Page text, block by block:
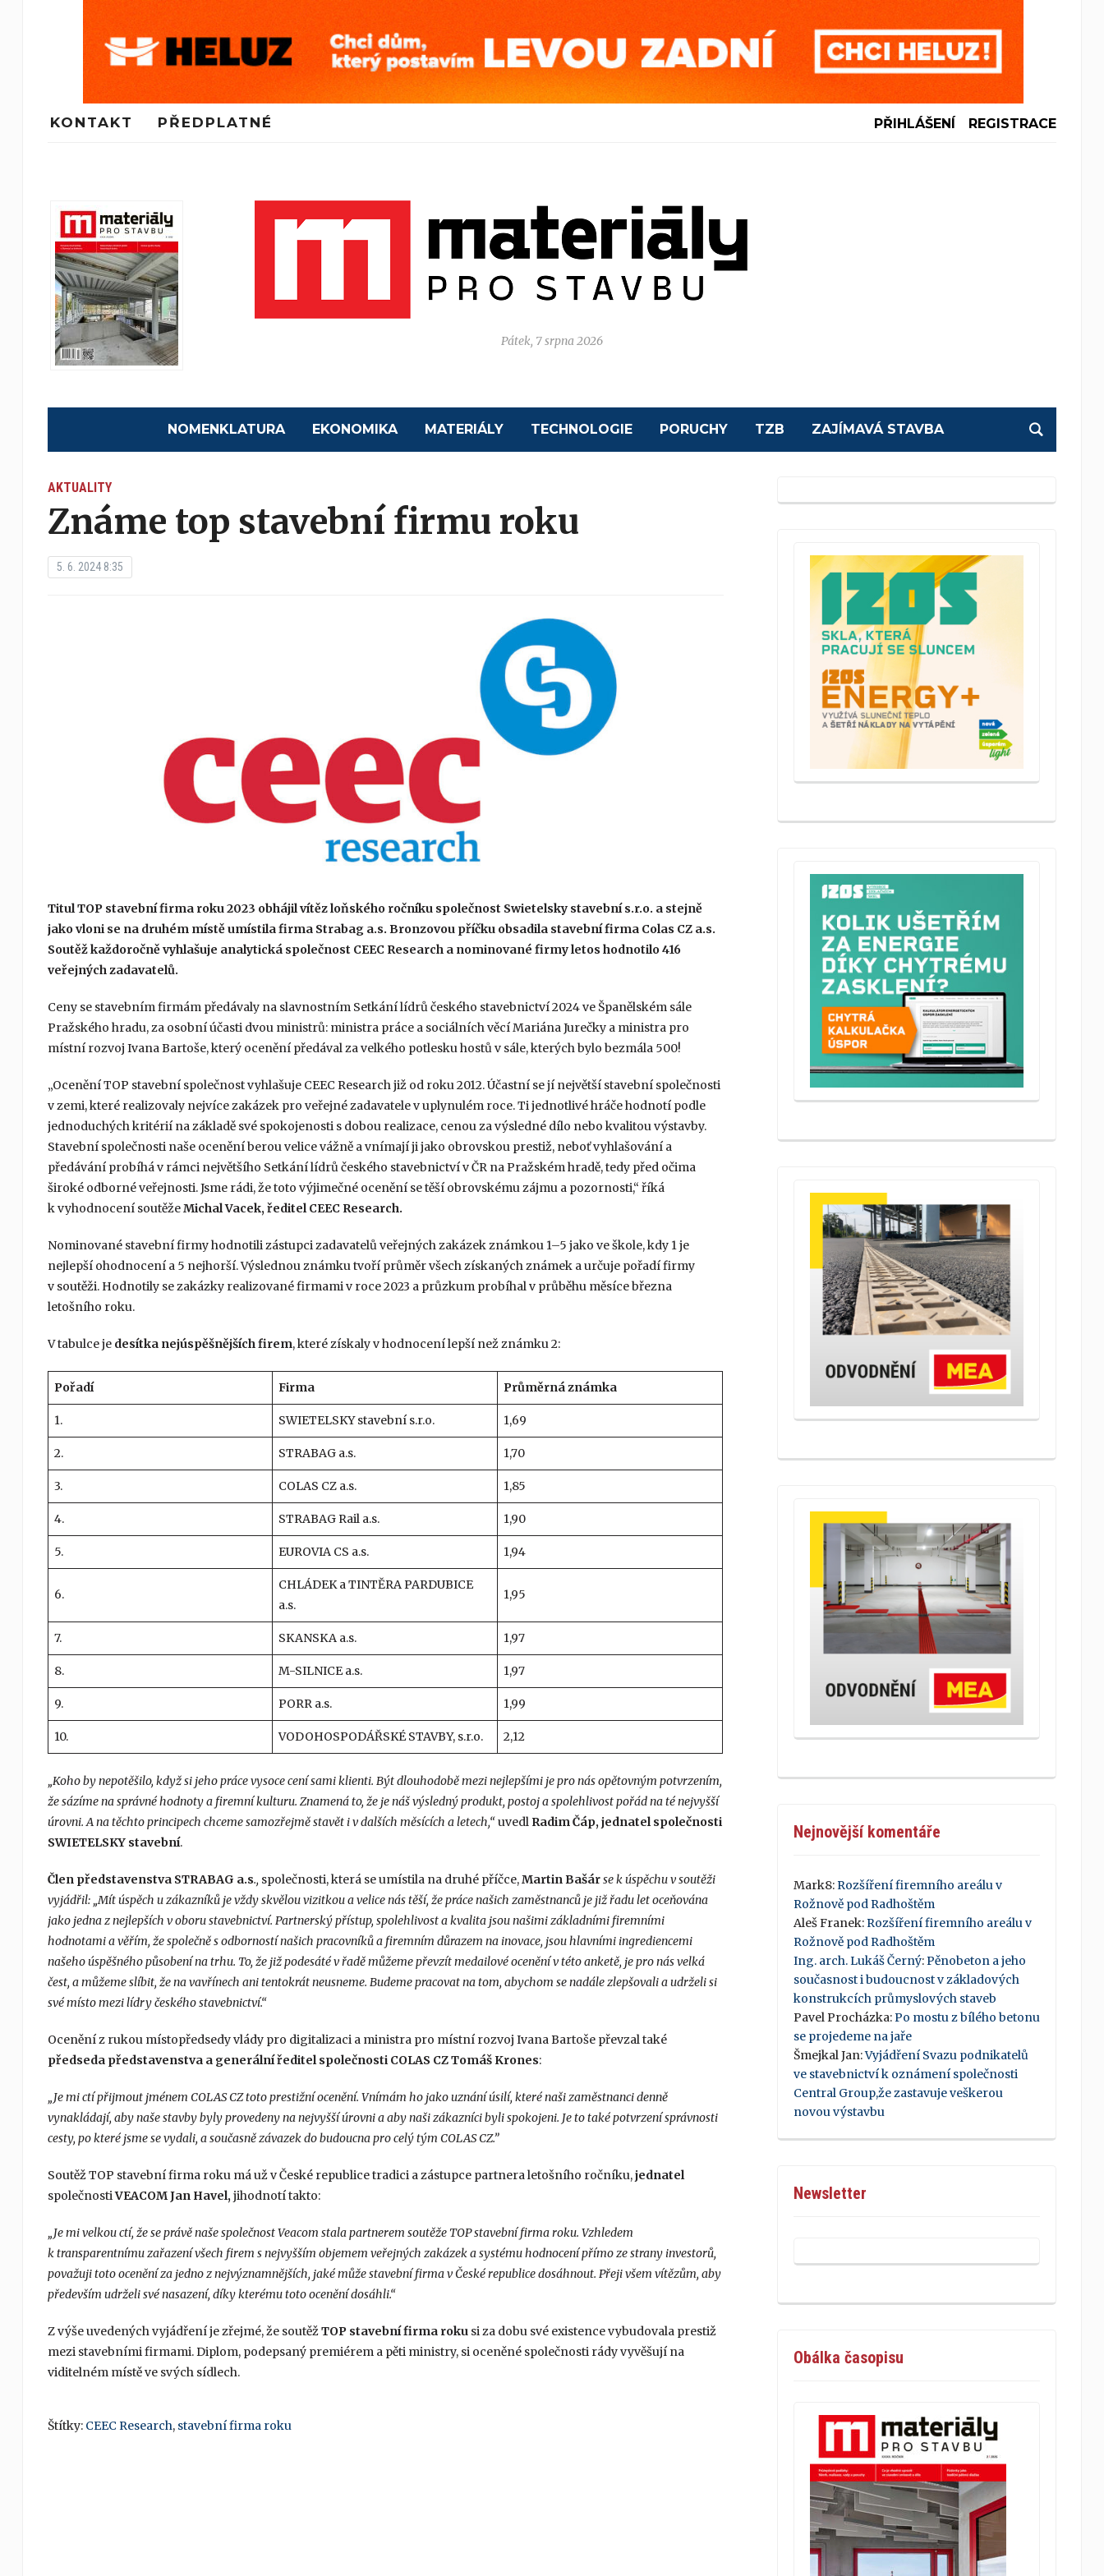
KONTAKT PŘEDPLATNÉ PŘIHLÁŠENÍ REGISTRACE
Pátek, 7 srpna 2026
NOMENKLATURA EKONOMIKA MATERIÁLY TECHNOLOGIE PORUCHY TZB ZAJÍMAVÁ STAVBA
AKTUALITY
Známe top stavební firmu roku
5. 6. 2024 8:35
Titul TOP stavební firma roku 2023 obhájil vítěz loňského ročníku společnost Swietelsky stavební s.r.o. a stejně
jako vloni se na druhém místě umístila firma Strabag a.s. Bronzovou příčku obsadila stavební firma Colas CZ a.s.
Soutěž každoročně vyhlašuje analytická společnost CEEC Research a nominované firmy letos hodnotilo 416
veřejných zadavatelů.
Ceny se stavebním firmám předávaly na slavnostním Setkání lídrů českého stavebnictví 2024 ve Španělském sále
Pražského hradu, za osobní účasti dvou ministrů: ministra práce a sociálních věcí Mariána Jurečky a ministra pro
místní rozvoj Ivana Bartoše, který ocenění předával za velkého potlesku hostů v sále, kterých bylo bezmála 500!
„Ocenění TOP stavební společnost vyhlašuje CEEC Research již od roku 2012. Účastní se jí největší stavební společnosti
v zemi, které realizovaly nejvíce zakázek pro veřejné zadavatele v uplynulém roce. Ti jednotlivé hráče hodnotí podle
jednoduchých kritérií na základě své spokojenosti s dobou realizace, cenou za výsledné dílo nebo kvalitou výstavby.
Stavební společnosti naše ocenění berou velice vážně a vnímají ji jako obrovskou prestiž, neboť vyhlašování a
předávání probíhá v rámci největšího Setkání lídrů českého stavebnictví v ČR na Pražském hradě, tedy před očima
široké odborné veřejnosti. Jsme rádi, že toto výjimečné ocenění se těší obrovskému zájmu a pozornosti,“ říká
k vyhodnocení soutěžeMichal Vacek, ředitel CEEC Research.
Nominované stavební firmy hodnotili zástupci zadavatelů veřejných zakázek známkou 1–5 jako ve škole, kdy 1 je
nejlepší ohodnocení a 5 nejhorší. Výslednou známku tvoří průměr všech získaných známek a určuje pořadí firmy
v soutěži. Hodnotily se zakázky realizované firmami v roce 2023 a průzkum probíhal v průběhu měsíce března
letošního roku.
V tabulce je desítka nejúspěšnějších firem, které získaly v hodnocení lepší než známku 2:
Pořadí Firma Průměrná známka
1. SWIETELSKY stavební s.r.o. 1,69
2. STRABAG a.s. 1,70
3. COLAS CZ a.s. 1,85
4. STRABAG Rail a.s. 1,90
5. EUROVIA CS a.s. 1,94
6.
CHLÁDEK a TINTĚRA PARDUBICE
a.s.
1,95
7. SKANSKA a.s. 1,97
8. M-SILNICE a.s. 1,97
9. PORR a.s. 1,99
10. VODOHOSPODÁŘSKÉ STAVBY, s.r.o. 2,12
„Koho by nepotěšilo, když si jeho práce vysoce cení sami klienti. Být dlouhodobě mezi nejlepšími je pro nás opětovným potvrzením,
že sázíme na správné hodnoty a firemní kulturu. Znamená to, že je náš výsledný produkt, postoj a spolehlivost pořád na té nejvyšší
úrovni. A na těchto principech chceme samozřejmě stavět i v dalších měsících a letech,“uvedl Radim Čáp, jednatel společnosti
SWIETELSKY stavební.
Člen představenstva STRABAG a.s., společnosti, která se umístila na druhé příčce,Martin Bašárse k úspěchu v soutěži
vyjádřil: „Mít úspěch u zákazníků je vždy skvělou vizitkou a velice nás těší, že práce našich zaměstnanců je již řadu let oceňována
jako jedna z nejlepších v oboru stavebnictví. Partnerský přístup, spolehlivost a kvalita jsou našimi základními firemními
hodnotami a věřím, že společně s odborností našich pracovníků a firemním důrazem na inovace, jsou hlavními ingrediencemi
našeho úspěšného působení na trhu. To, že již podesáté v řadě můžeme převzít medailové ocenění v této anketě, je pro nás velká
čest, a můžeme slíbit, že na vavřínech ani tentokrát neusneme. Budeme pracovat na tom, abychom se nadále zlepšovali a udrželi si
své místo mezi lídry českého stavebnictví.“
Ocenění z rukou místopředsedy vlády pro digitalizaci a ministra pro místní rozvoj Ivana Bartoše převzal také
předseda představenstva a generální ředitel společnosti COLAS CZ Tomáš Krones:
„Je mi ctí přijmout jménem COLAS CZ toto prestižní ocenění. Vnímám ho jako uznání úsilí, které naši zaměstnanci denně
vynakládají, aby naše stavby byly provedeny na nejvyšší úrovni a aby naši zákazníci byli spokojeni. Je to také potvrzení správnosti
cesty, po které jsme se vydali, a současně závazek do budoucna pro celý tým COLAS CZ.”
Soutěž TOP stavební firma roku má už v České republice tradici a zástupce partnera letošního ročníku,jednatel
společnostiVEACOM Jan Havel,jihodnotí takto:
„Je mi velkou ctí, že se právě naše společnost Veacom stala partnerem soutěže TOP stavební firma roku. Vzhledem
k transparentnímu zařazení všech firem s nejvyšším objemem veřejných zakázek a systému hodnocení přímo ze strany investorů,
považuji toto ocenění za jedno z nejvýznamnějších, jaké může stavební firma v České republice dosáhnout. Přeji všem vítězům, aby
především udrželi své nasazení, díky kterému toto ocenění dosáhli.“
Z výše uvedených vyjádření je zřejmé, že soutěžTOP stavební firma rokusi za dobu své existence vybudovala prestiž
mezi stavebními firmami. Diplom, podepsaný premiérem a pěti ministry, si oceněné společnosti rády vyvěšují na
viditelném místě ve svých sídlech.
Štítky: CEEC Research, stavební firma roku
Nejnovější komentáře
Mark8:Rozšíření firemního areálu v
Rožnově pod Radhoštěm
Aleš Franek:Rozšíření firemního areálu v
Rožnově pod Radhoštěm
Ing. arch. Lukáš Černý:Pěnobeton a jeho
současnost i budoucnost v základových
konstrukcích průmyslových staveb
Pavel Procházka:Po mostu z bílého betonu
se projedeme na jaře
Šmejkal Jan:Vyjádření Svazu podnikatelů
ve stavebnictví k oznámení společnosti
Central Group,že zastavuje veškerou
novou výstavbu
Newsletter
Obálka časopisu